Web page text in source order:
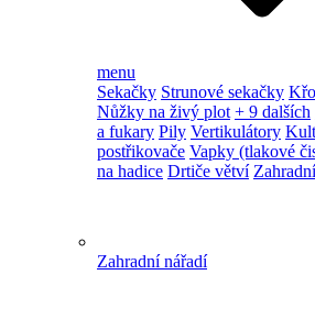
menu
Sekačky Strunové sekačky
Nůžky na živý plot + 9 dalších
a fukary Pily Vertikulátory
postřikovače Vapky (tlakové
na hadice Drtiče větví
Zahradní nářadí